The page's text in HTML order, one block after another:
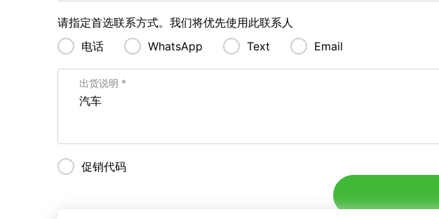
请指定首选联系方式。我们将优先使用此联系人
电话
WhatsApp Text Email
出货说明
促销代码